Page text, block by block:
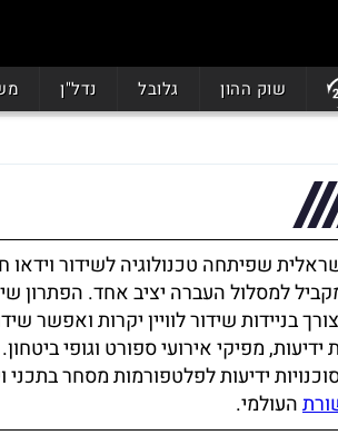
שוק ההון גלובל נדל"ן
שפיתחה טכנולוגיה לשידור
למסלול העברה יציב אחד. הפתרון
בניידות שידור לוויין יקרות ואפשר
ידיעות, מפיקי אירועי ספורט וגופי
ידיעות לפלטפורמות מסחר בתכני
העולמי.